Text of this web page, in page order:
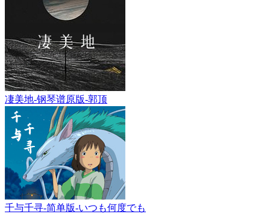
凄美地-钢琴谱原版-郭顶
千与千寻-简单版-いつも何度でも